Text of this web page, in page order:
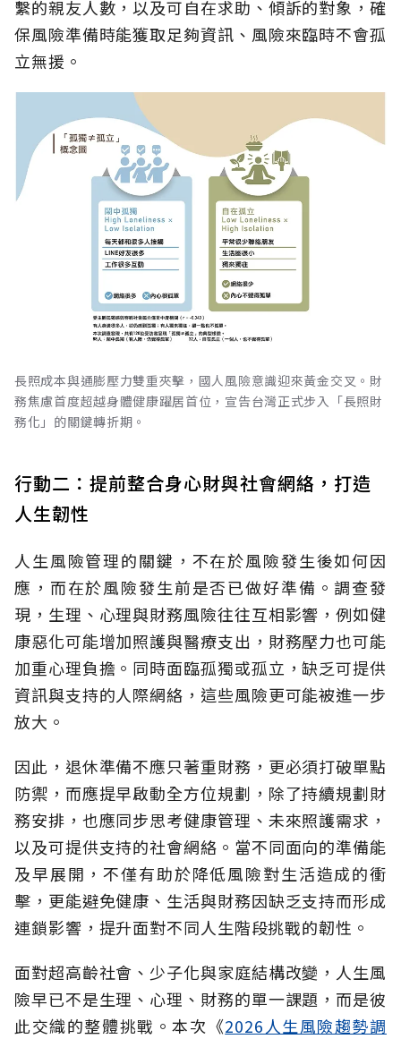
繫的親友人數，以及可自在求助、傾訴的對象，確
保風險準備時能獲取足夠資訊、風險來臨時不會孤
立無援。
長照成本與通膨壓力雙重夾擊，國人風險意識迎來黃金交叉。財
務焦慮首度超越身體健康躍居首位，宣告台灣正式步入「長照財
務化」的關鍵轉折期。
行動二：提前整合身心財與社會網絡，打造
人生韌性
人生風險管理的關鍵，不在於風險發生後如何因
應，而在於風險發生前是否已做好準備。調查發
現，生理、心理與財務風險往往互相影響，例如健
康惡化可能增加照護與醫療支出，財務壓力也可能
加重心理負擔。同時面臨孤獨或孤立，缺乏可提供
資訊與支持的人際網絡，這些風險更可能被進一步
放大。
因此，退休準備不應只著重財務，更必須打破單點
防禦，而應提早啟動全方位規劃，除了持續規劃財
務安排，也應同步思考健康管理、未來照護需求，
以及可提供支持的社會網絡。當不同面向的準備能
及早展開，不僅有助於降低風險對生活造成的衝
擊，更能避免健康、生活與財務因缺乏支持而形成
連鎖影響，提升面對不同人生階段挑戰的韌性。
面對超高齡社會、少子化與家庭結構改變，人生風
險早已不是生理、心理、財務的單一課題，而是彼
此交織的整體挑戰。本次《2026人生風險趨勢調